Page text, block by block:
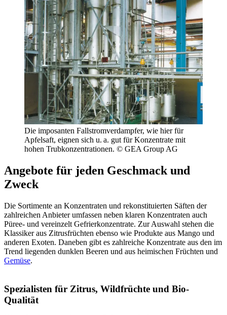
Die imposanten Fallstrom­verdampfer, wie hier für
Apfelsaft, eignen sich u. a. gut für Konzentrate mit
hohen Trubkonzentrationen. © GEA Group AG
Angebote für jeden Geschmack und
Zweck
Die Sortimente an Konzentraten und rekonstituierten Säften der
zahlreichen Anbieter umfassen neben klaren Konzentraten auch
Püree- und vereinzelt Gefrierkonzentrate. Zur Auswahl stehen die
Klassiker aus Zitrusfrüchten ebenso wie Produkte aus Mango und
anderen Exoten. Daneben gibt es zahlreiche Konzentrate aus den im
Trend liegenden dunklen Beeren und aus heimischen Früchten und
Gemüse.
Spezialisten für Zitrus, Wildfrüchte und Bio-
Qualität